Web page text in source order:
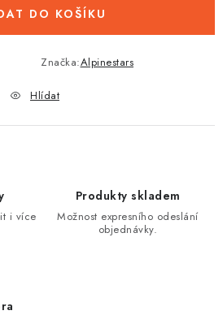
DO KOŠÍKU
Značka:Alpinestars
Hlídat
i více
Produkty skladem
Možnost expresního odeslání
objednávky.